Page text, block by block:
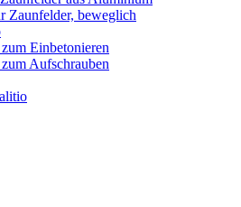
Zaunfelder, beweglich
Einbetonieren
Aufschrauben